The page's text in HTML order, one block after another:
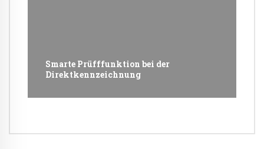
Smarte Prüfffunktion bei der
Direktkennzeichnung